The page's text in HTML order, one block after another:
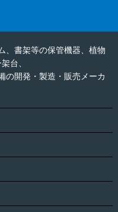
、書架等の保管機器、植物
台、
の開発・製造・販売メーカ